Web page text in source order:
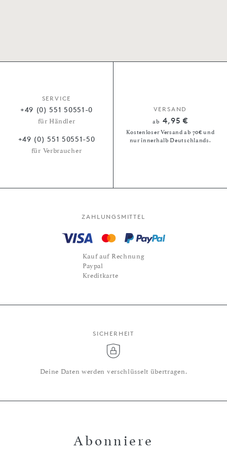
SERVICE
+49 (0) 551 50551-0
für Händler
+49 (0) 551 50551-50
für Verbraucher
VERSAND
ab 4,95 €
Kostenloser Versand ab 70€ und
nur innerhalb Deutschlands.
ZAHLUNGSMITTEL
Kauf auf Rechnung
Paypal
Kreditkarte
SICHERHEIT
Deine Daten werden verschlüsselt übertragen.
Abonniere